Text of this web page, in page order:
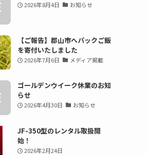
2026年8月4日 お知らせ
【ご報告】郡山市へパックご飯
を寄付いたしました
2026年7月6日 メディア掲載
ゴールデンウイーク休業のお知
らせ
2026年4月30日 お知らせ
JF-350型のレンタル取扱開
始！
2026年2月24日